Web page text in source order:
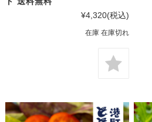
¥4,320(税込)
在庫 在庫切れ